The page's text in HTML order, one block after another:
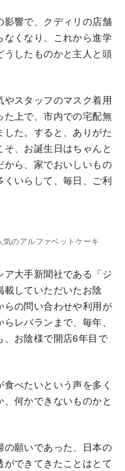
響で、クディリの店舗
くなり、これから進学
したものかと主人と頭
スタッフのマスク着用
上で、市内での宅配無
た。すると、ありがた
、お誕生日はちゃんと
から、家でおいしいもの
いらして、毎日、ご利
のアルファベットケーキ
大手新聞社である「ジ
していただいたお陰
の問い合わせや利用が
レバランまで、毎年、
、お陰様で開店6年目で
べたいという声を多く
何かできないものかと
願いであった、日本の
できてきたことはとて